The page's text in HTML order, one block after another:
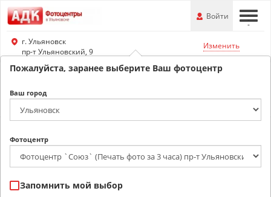
Перейти
к
основной
информации
---
Войти
г. Ульяновск
пр-т Ульяновский, 9
Изменить
Обратный звонок
Фотокарточки в стиле
Polaroid г. Ульяновск
Пожалуйста, заранее выберите Ваш фотоцентр
Ваш город
Фотоцентр
Запомнить мой выбор